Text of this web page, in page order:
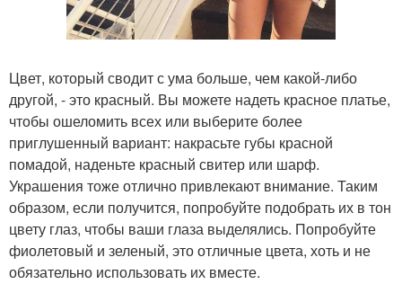
Цвет, который сводит с ума больше, чем какой-либо
другой, - это красный. Вы можете надеть красное платье,
чтобы ошеломить всех или выберите более
приглушенный вариант: накрасьте губы красной
помадой, наденьте красный свитер или шарф.
Украшения тоже отлично привлекают внимание. Таким
образом, если получится, попробуйте подобрать их в тон
цвету глаз, чтобы ваши глаза выделялись. Попробуйте
фиолетовый и зеленый, это отличные цвета, хоть и не
обязательно использовать их вместе.